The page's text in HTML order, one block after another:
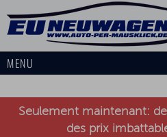
MENU
Seulement maintenant:
des prix